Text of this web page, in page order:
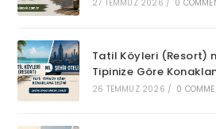
27 TEMMUZ 2026 / 0
Tatil Köyleri (Resort)
Tipinize Göre
26 TEMMUZ 2026 / 0